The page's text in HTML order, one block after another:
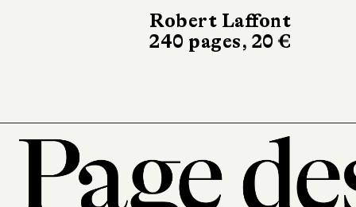
Actes Sud
416 pages, 23 €